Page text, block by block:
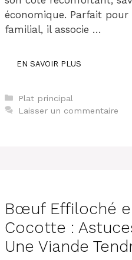
économique. Parfait pour
familial, il associe …
EN SAVOIR PLUS
Catégories
Plat principal
Laisser un commentaire
Bœuf Effiloché
Cocotte :
Une Viande